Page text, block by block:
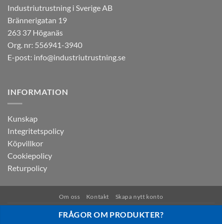
FRÅGOR OM PRODUKTER?
Industriutrustning i Sverige AB
Brännerigatan 19
263 37 Höganäs
Org. nr: 556941-3940
E-post: info@industriutrustning.se
INFORMATION
Kunskap
Integritetspolicy
Köpvillkor
Cookiepolicy
Returpolicy
Om oss Kontakt Skapa nytt konto
Copyright 2026 © Industriutrustning AB | Alla priser är exkl. moms